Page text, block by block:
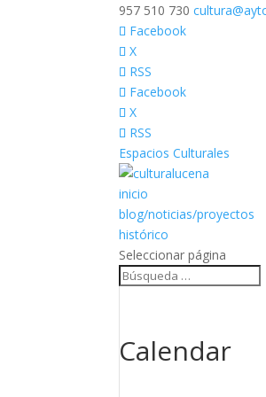
957 510 730
Facebook
X
RSS
Facebook
X
RSS
Espacios Culturales
inicio
blog/noticias/proyectos
histórico
Seleccionar página
Calendar